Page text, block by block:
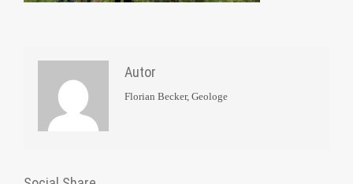
Autor
Florian Becker, Geologe